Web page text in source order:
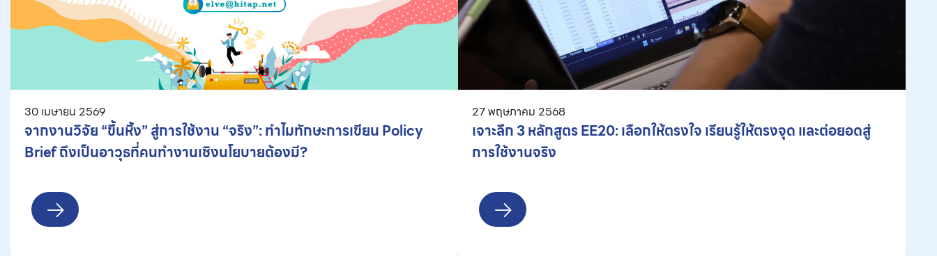
30 เมษายน 2569
จากงานวิจัย “ขึ้นหิ้ง” สู่การใช้งาน “จริง”: ทำไมทักษะการเขียน Policy
Brief ถึงเป็นอาวุธที่คนทำงานเชิงนโยบายต้องมี?
27 พฤษภาคม 2568
เจาะลึก 3 หลักสูตร EE20: เลือกให้ตรงใจ เรียนรู้ให้ตรงจุด และต่อยอดสู่
การใช้งานจริง